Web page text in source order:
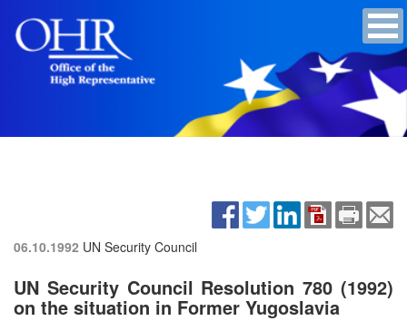
06.10.1992 UN Security Council
UN Security Council Resolution 780 (1992)
on the situation in Former Yugoslavia